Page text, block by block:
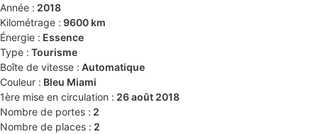
Année : 2018
Kilométrage : 9600 km
Énergie : Essence
Type : Tourisme
Boîte de vitesse : Automatique
Couleur : Bleu Miami
1ère mise en circulation : 26 août 2018
Nombre de portes : 2
Nombre de places : 2